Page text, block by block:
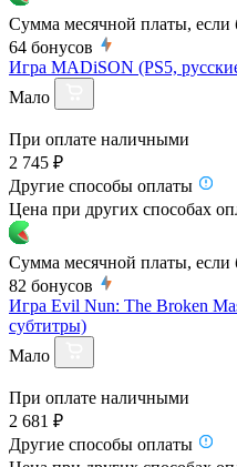
Сумма месячной платы, если
64 бонусов
Игра MADiSON (PS5,
Мало
При оплате наличными
2 745 ₽
Другие способы оплаты
Цена при других способах
Сумма месячной платы, если
82 бонусов
Игра Evil Nun: The Broken
субтитры)
Мало
При оплате наличными
2 681 ₽
Другие способы оплаты